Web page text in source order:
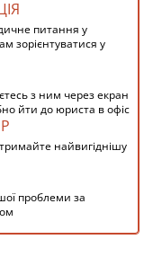
питання у
зорієнтуватися у
з ним через екран
йти до юриста в офіс
найвигіднішу
проблеми за